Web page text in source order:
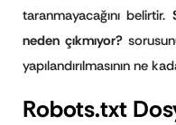
taranmayacağını belirtir.
neden çıkmıyor?
yapılandırılmasının ne
Robots.txt